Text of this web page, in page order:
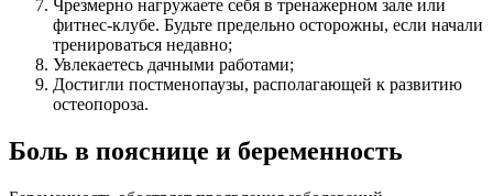
Чрезмерно нагружаете себя в тренажерном зале или
фитнес-клубе. Будьте предельно осторожны, если начали
тренироваться недавно;
Увлекаетесь дачными работами;
Достигли постменопаузы, располагающей к развитию
остеопороза.
Боль в пояснице и беременность